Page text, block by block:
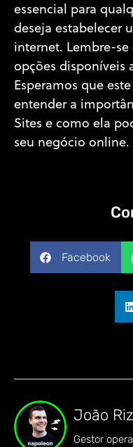
essencial para
deseja estabelecer
internet. Lembre-se
opções disponíveis
Esperamos que
entender a
Sites e como ela
seu negócio online.
Facebook
João
Gestor